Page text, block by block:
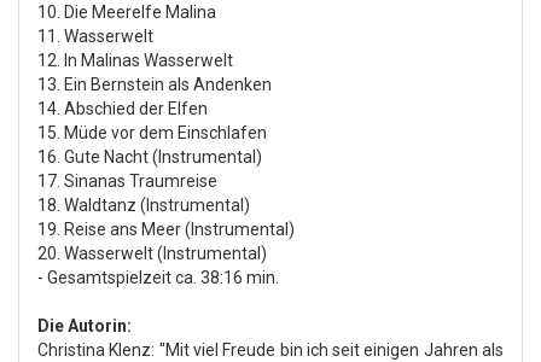
10. Die Meerelfe Malina
11. Wasserwelt
12. In Malinas Wasserwelt
13. Ein Bernstein als Andenken
14. Abschied der Elfen
15. Müde vor dem Einschlafen
16. Gute Nacht (Instrumental)
17. Sinanas Traumreise
18. Waldtanz (Instrumental)
19. Reise ans Meer (Instrumental)
20. Wasserwelt (Instrumental)
- Gesamtspielzeit ca. 38:16 min.
Die Autorin:
Christina Klenz: ''Mit viel Freude bin ich seit einigen Jahren als